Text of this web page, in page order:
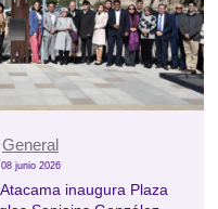
General
08 junio 2026
inaugura Plaza